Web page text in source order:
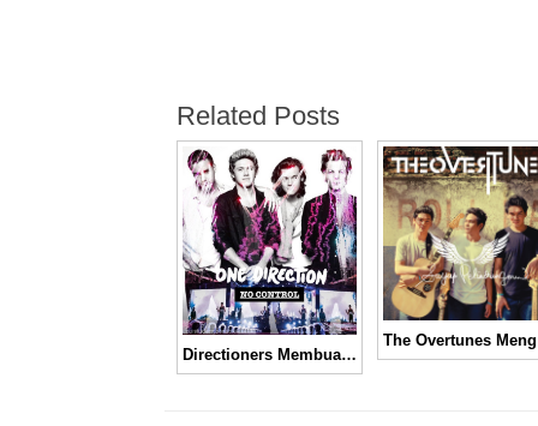
Related Posts
Directioners Membuat Kampanye agar Single “No Control” Menjadi Nomor 1 di Situs Streaming